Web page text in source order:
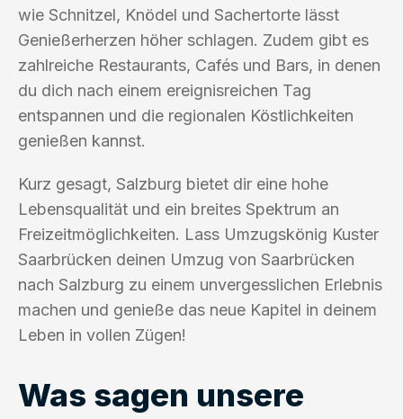
wie Schnitzel, Knödel und Sachertorte lässt
Genießerherzen höher schlagen. Zudem gibt es
zahlreiche Restaurants, Cafés und Bars, in denen
du dich nach einem ereignisreichen Tag
entspannen und die regionalen Köstlichkeiten
genießen kannst.
Kurz gesagt, Salzburg bietet dir eine hohe
Lebensqualität und ein breites Spektrum an
Freizeitmöglichkeiten. Lass Umzugskönig Kuster
Saarbrücken deinen Umzug von Saarbrücken
nach Salzburg zu einem unvergesslichen Erlebnis
machen und genieße das neue Kapitel in deinem
Leben in vollen Zügen!
Was sagen unsere